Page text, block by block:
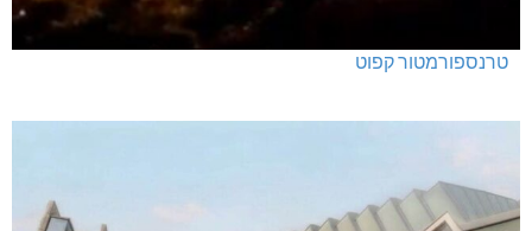
טרנספורמטור קפוט